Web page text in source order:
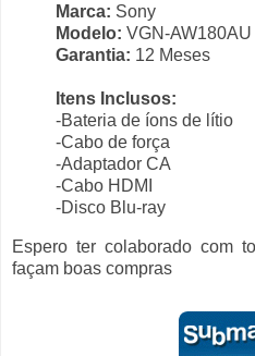
Marca: Sony
Modelo: VGN-AW180AU
Garantia: 12 Meses
Itens Inclusos:
-Bateria de íons de lítio
-Cabo de força
-Adaptador CA
-Cabo HDMI
-Disco Blu-ray
Espero ter colaborado com
façam boas compras